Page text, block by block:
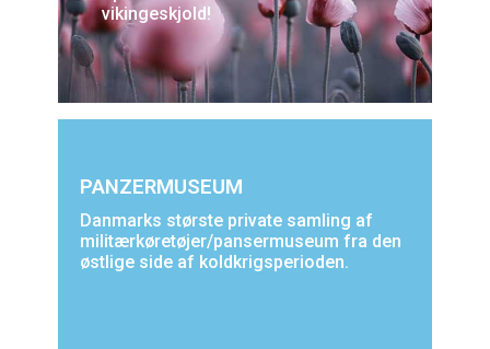
vikingeskjold!
PANZERMUSEUM
Danmarks største private samling af
militærkøretøjer/pansermuseum fra den
østlige side af koldkrigsperioden.